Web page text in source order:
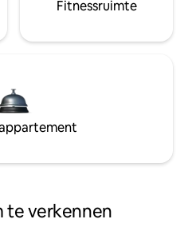
Fitnessruimte
te verkennen